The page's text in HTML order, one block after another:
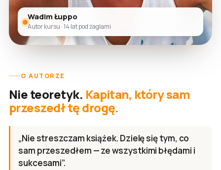
Wadim Łuppo
Autor kursu · 14 lat pod żaglami
O AUTORZE
Nie teoretyk. Kapitan, który sam
przeszedł tę drogę.
„Nie streszczam książek. Dzielę się tym, co
sam przeszedłem — ze wszystkimi błędami i
sukcesami”.